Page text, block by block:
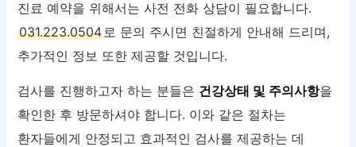
진료 예약을 위해서는 사전 전화 상담이 필요합니다.
031.223.0504 로 문의 주시면 친절하게 안내해 드리며,
추가적인 정보 또한 제공할 것입니다.
검사를 진행하고자 하는 분들은 건강상태 및 주의사항을
확인한 후 방문하셔야 합니다. 이와 같은 절차는
환자들에게 안정되고 효과적인 검사를 제공하는 데